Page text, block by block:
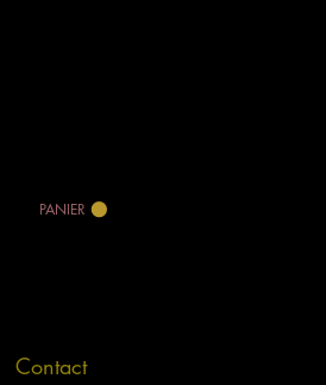
PANIER
Contact